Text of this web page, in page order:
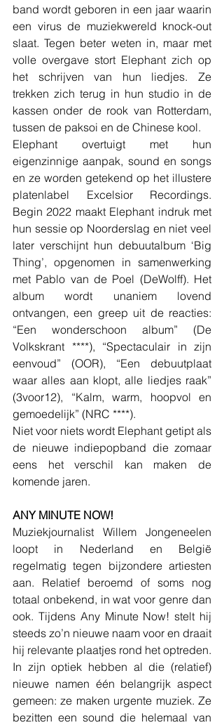
band wordt geboren in een jaar waarin
een virus de muziekwereld knock-out
slaat. Tegen beter weten in, maar met
volle overgave stort Elephant zich op
het schrijven van hun liedjes. Ze
trekken zich terug in hun studio in de
kassen onder de rook van Rotterdam,
tussen de paksoi en de Chinese kool.
Elephant overtuigt met hun
eigenzinnige aanpak, sound en songs
en ze worden getekend op het illustere
platenlabel Excelsior Recordings.
Begin 2022 maakt Elephant indruk met
hun sessie op Noorderslag en niet veel
later verschijnt hun debuutalbum ‘Big
Thing’, opgenomen in samenwerking
met Pablo van de Poel (DeWolff). Het
album wordt unaniem lovend
ontvangen, een greep uit de reacties:
“Een wonderschoon album” (De
Volkskrant ****), “Spectaculair in zijn
eenvoud” (OOR), “Een debuutplaat
waar alles aan klopt, alle liedjes raak”
(3voor12), “Kalm, warm, hoopvol en
gemoedelijk” (NRC ****).
Niet voor niets wordt Elephant getipt als
de nieuwe indiepopband die zomaar
eens het verschil kan maken de
komende jaren.
ANY MINUTE NOW!
Muziekjournalist Willem Jongeneelen
loopt in Nederland en België
regelmatig tegen bijzondere artiesten
aan. Relatief beroemd of soms nog
totaal onbekend, in wat voor genre dan
ook. Tijdens Any Minute Now! stelt hij
steeds zo’n nieuwe naam voor en draait
hij relevante plaatjes rond het optreden.
In zijn optiek hebben al die (relatief)
nieuwe namen één belangrijk aspect
gemeen: ze maken urgente muziek. Ze
bezitten een sound die helemaal van